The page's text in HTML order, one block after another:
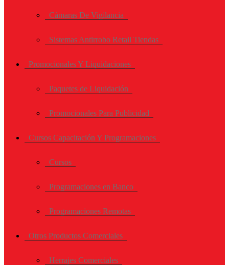
Cámaras De Vigilancia
Sistemas Antirrobo Retail Tiendas
Promocionales Y Liquidaciones
Paquetes de Liquidación
Promocionales Para Publicidad
Cursos Capacitación Y Programaciones
Cursos
Programaciones en Banco
Programaciones Remotas
Otros Productos Comerciales
Herrajes Comerciales